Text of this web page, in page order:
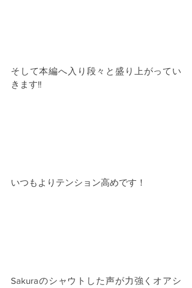
そして本編へ入り段々と盛り上がってい
きます!!
いつもよりテンション高めです！
Sakuraのシャウトした声が力強くオアシ